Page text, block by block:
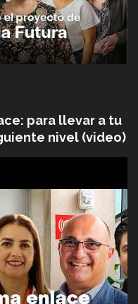
para llevar a tu
nivel (video)